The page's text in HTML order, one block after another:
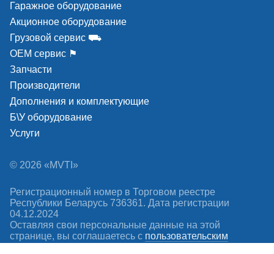
Гаражное оборудование
Акционное оборудование
Грузовой сервис ⛟
ОЕМ сервис ⚑
Запчасти
Производители
Дополнения и комплектующие
Б\У оборудование
Услуги
© 2026 «MVTI»
Регистрационный номер в Торговом реестре
Республики Беларусь 736361. Дата регистрации
04.12.2024
Оставляя свои персональные данные на этой
странице, вы соглашаетесь c пользовательским